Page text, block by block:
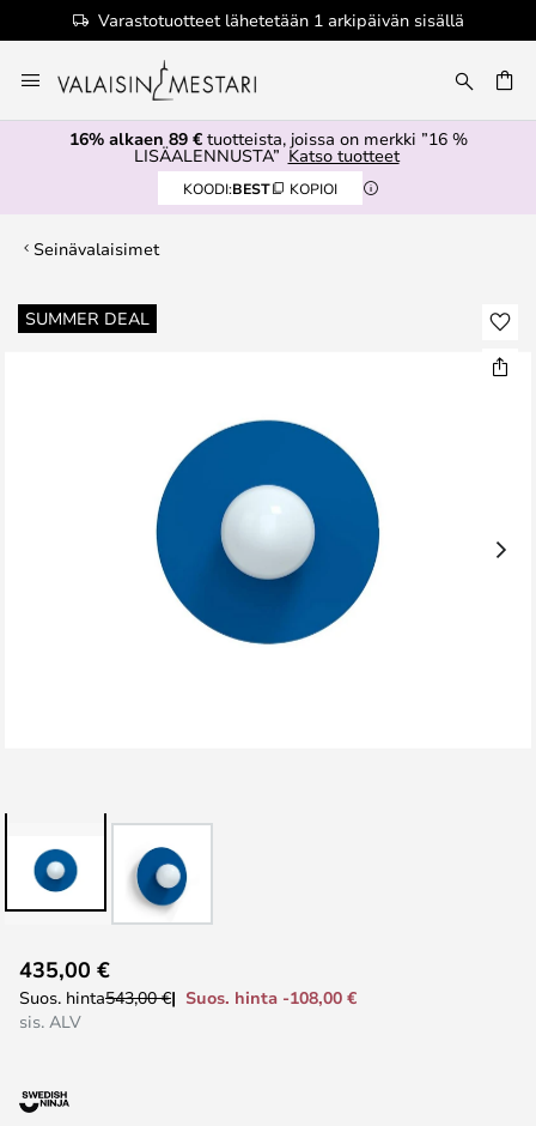
Varastotuotteet lähetetään 1 arkipäivän sisällä
to
Content
16% alkaen 89 €tuotteista, joissa on merkki ”16 %
LISÄALENNUSTA” Katso tuotteet
KOODI:BEST KOPIOI
Seinävalaisimet
SUMMER DEAL
Skip
to
to
the
the
435,00 €
Suos. hinta543,00 €
Suos. hinta -108,00 €
sis. ALV